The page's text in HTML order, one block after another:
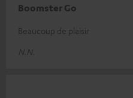
Boomster Go
Beaucoup de plaisir
N.N.